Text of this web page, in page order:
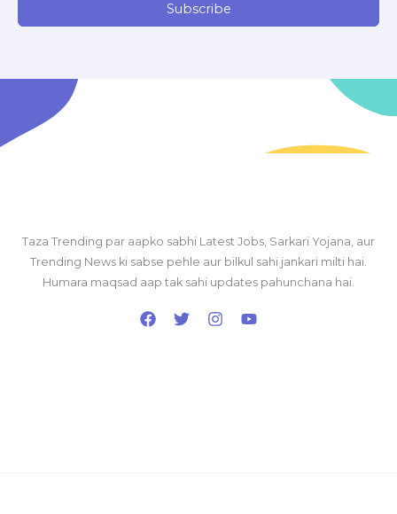
Subscribe
Taza Trending par aapko sabhi Latest Jobs, Sarkari Yojana, aur
Trending News ki sabse pehle aur bilkul sahi jankari milti hai.
Humara maqsad aap tak sahi updates pahunchana hai.